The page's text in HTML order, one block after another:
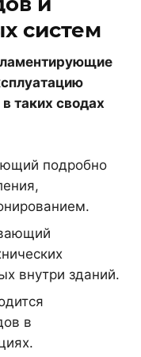
систем
таких сводах
подробно
внутри зданий.
в